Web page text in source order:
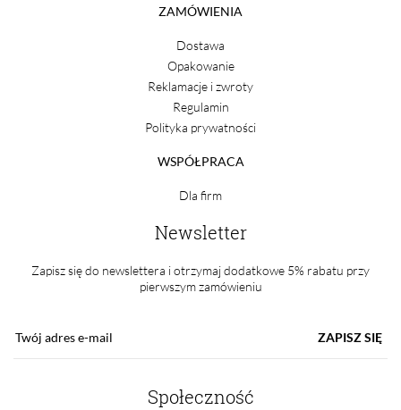
ZAMÓWIENIA
Dostawa
Opakowanie
Reklamacje i zwroty
Regulamin
Polityka prywatności
WSPÓŁPRACA
Dla firm
Newsletter
Zapisz się do newslettera i otrzymaj dodatkowe 5% rabatu przy
pierwszym zamówieniu
ZAPISZ SIĘ
Społeczność